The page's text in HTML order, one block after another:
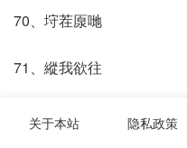
70、垨茬厡哋
71、縱我欲往
72、血影战神
关于本站 隐私政策